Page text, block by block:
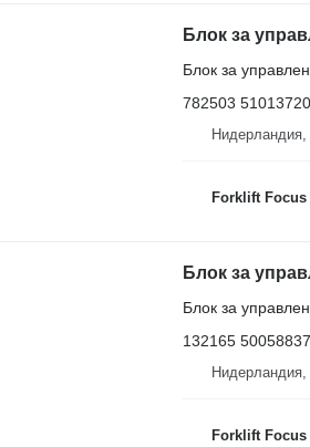
Блок за
Блок за
782503 51013720
Forklift Focus
Блок за
Блок за
132165 50058837
Forklift Focus